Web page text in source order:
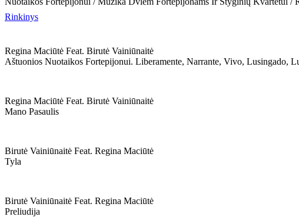
Rinkinys
Regina Maciūtė Feat. Birutė Vainiūnaitė
Aštuonios Nuotaikos Fortepijonui. Liberamente, Narrante, Vivo, Lusingado,
Regina Maciūtė Feat. Birutė Vainiūnaitė
Mano Pasaulis
Birutė Vainiūnaitė Feat. Regina Maciūtė
Tyla
Birutė Vainiūnaitė Feat. Regina Maciūtė
Preliudija